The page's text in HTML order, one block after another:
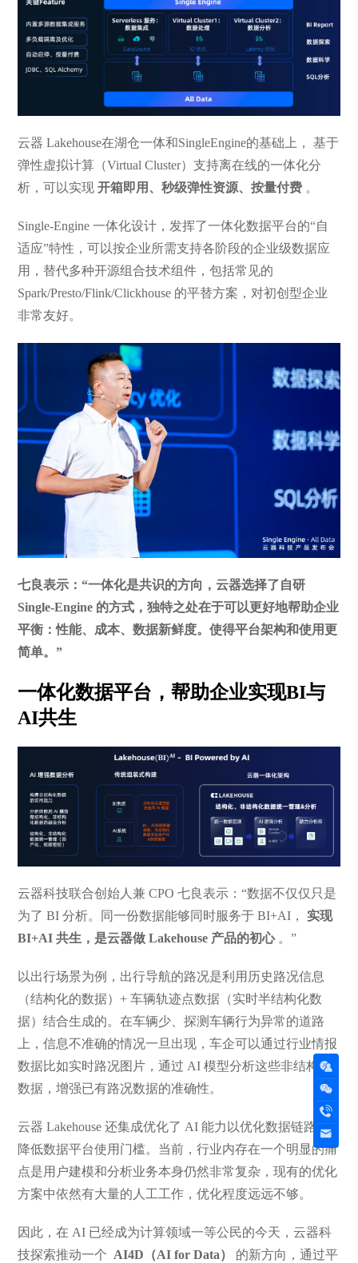
云器 Lakehouse在湖仓一体和SingleEngine的基础上， 基于
弹性虚拟计算（Virtual Cluster）支持离在线的一体化分
析，可以实现开箱即用、秒级弹性资源、按量付费 。
Single-Engine 一体化设计，发挥了一体化数据平台的“自
适应”特性，可以按企业所需支持各阶段的企业级数据应
用，替代多种开源组合技术组件，包括常见的
Spark/Presto/Flink/Clickhouse 的平替方案，对初创型企业
非常友好。
七良表示：“一体化是共识的方向，云器选择了自研
Single-Engine 的方式，独特之处在于可以更好地帮助企业
平衡：性能、成本、数据新鲜度。使得平台架构和使用更
简单。”
一体化数据平台，帮助企业实现BI与
AI共生
云器科技联合创始人兼 CPO 七良表示：“数据不仅仅只是
为了 BI 分析。同一份数据能够同时服务于 BI+AI， 实现
BI+AI 共生，是云器做 Lakehouse 产品的初心。”
以出行场景为例，出行导航的路况是利用历史路况信息
（结构化的数据）+ 车辆轨迹点数据（实时半结构化数
据）结合生成的。在车辆少、探测车辆行为异常的道路
上，信息不准确的情况一旦出现，车企可以通过行业情报
数据比如实时路况图片，通过 AI 模型分析这些非结构化
数据，增强已有路况数据的准确性。
云器 Lakehouse 还集成优化了 AI 能力以优化数据链路和
降低数据平台使用门槛。当前，行业内存在一个明显的痛
点是用户建模和分析业务本身仍然非常复杂，现有的优化
方案中依然有大量的人工工作，优化程度远远不够。
因此，在 AI 已经成为计算领域一等公民的今天，云器科
技探索推动一个AI4D（AI for Data）
的新方向，通过平